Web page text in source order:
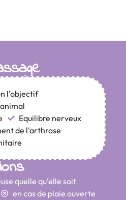
l'objectif
Equilibre nerveux
de l'arthrose
quelle qu'elle soit
en cas de plaie ouverte